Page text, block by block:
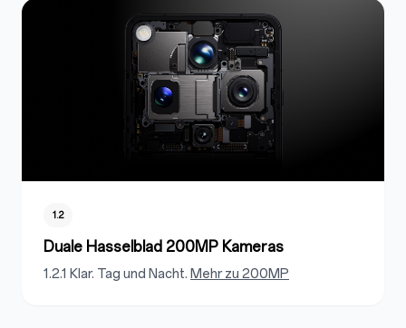
1.2
Duale Hasselblad 200MP Kameras
1.2.1 Klar. Tag und Nacht. Mehr zu 200MP